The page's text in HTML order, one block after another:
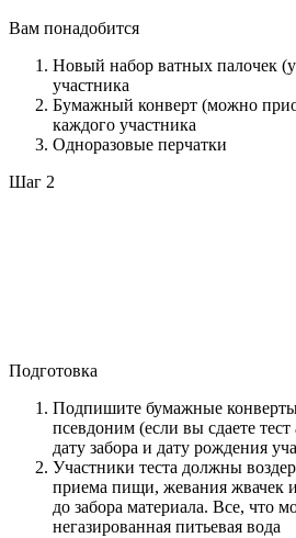
Вам понадобится
Новый набор ватных палочек
участника
Бумажный конверт (можно
каждого участника
Одноразовые перчатки
Шаг 2
Подготовка
Подпишите бумажные
псевдоним (если вы сдаете
дату забора и дату рождения
Участники теста должны
приема пищи, жевания жвачек
до забора материала. Все, что
негазированная питьевая вода